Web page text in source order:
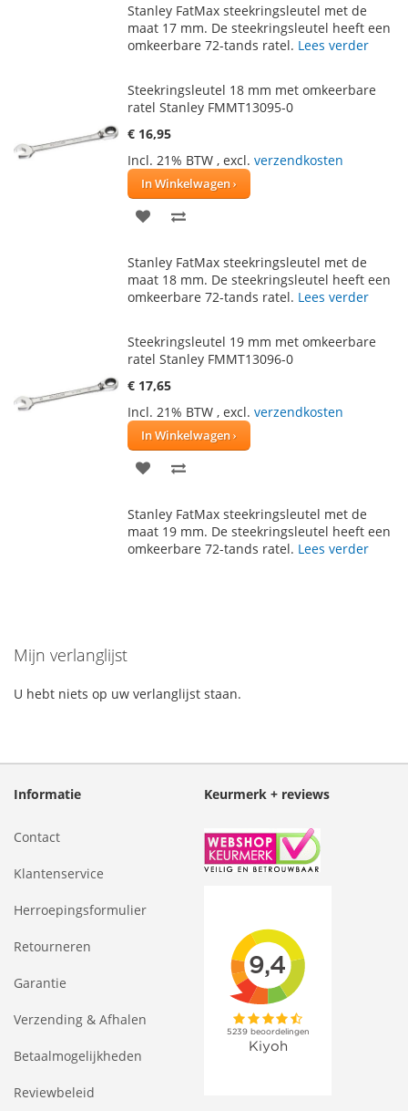
AAN TE
Stanley FatMax steekringsleutel met de
maat 17 mm. De steekringsleutel heeft een
omkeerbare 72-tands ratel. Lees verder
Steekringsleutel 18 mm met omkeerbare
ratel Stanley FMMT13095-0
€ 16,95
Incl. 21% BTW , excl. verzendkosten
In Winkelwagen
VOEG
AAN TE
Stanley FatMax steekringsleutel met de
maat 18 mm. De steekringsleutel heeft een
omkeerbare 72-tands ratel. Lees verder
Steekringsleutel 19 mm met omkeerbare
ratel Stanley FMMT13096-0
€ 17,65
Incl. 21% BTW , excl. verzendkosten
In Winkelwagen
VOEG
AAN TE
Stanley FatMax steekringsleutel met de
maat 19 mm. De steekringsleutel heeft een
omkeerbare 72-tands ratel. Lees verder
Mijn verlanglijst
U hebt niets op uw verlanglijst staan.
Informatie
Contact
Klantenservice
Herroepingsformulier
Retourneren
Garantie
Verzending & Afhalen
Betaalmogelijkheden
Reviewbeleid
Keurmerk + reviews